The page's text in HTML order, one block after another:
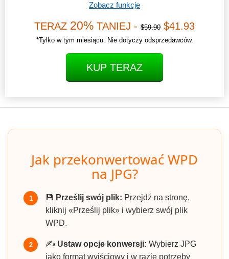
Zobacz funkcje
TERAZ 20% TANIEJ - $59.90 $41.93
*Tylko w tym miesiącu. Nie dotyczy odsprzedawców.
KUP TERAZ
Jak przekonwertować WPD
na JPG?
1 💾 Prześlij swój plik: Przejdź na stronę,
kliknij «Prześlij plik» i wybierz swój plik
WPD.
2 ✍️ Ustaw opcje konwersji: Wybierz JPG
jako format wyjściowy i w razie potrzeby